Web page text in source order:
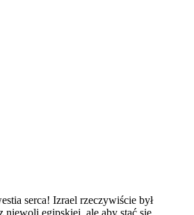
serca! Izrael rzeczywiście był
egipskiej, ale aby stać się